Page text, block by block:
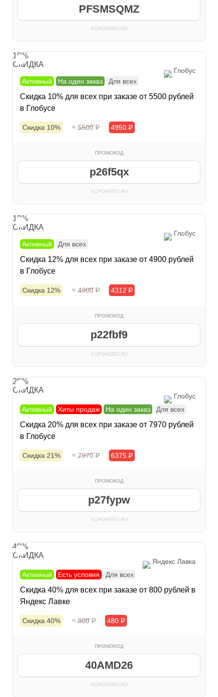
PFSMSQMZ
KUPONOED.RU
10%
СКИДКА
Глобус
Активный
На один заказ Для всех
Скидка 10% для всех при заказе от 5500 рублей
в Глобусе
Скидка 10% ≈ 5500Р 4950 Р
ПРОМОКОД
p26f5qx
KUPONOED.RU
12%
СКИДКА
Глобус
Активный
Для всех
Скидка 12% для всех при заказе от 4900 рублей
в Глобусе
Скидка 12% ≈ 4900Р 4312 Р
ПРОМОКОД
p22fbf9
KUPONOED.RU
20%
СКИДКА
Глобус
Активный
Хиты продаж На один заказ Для всех
Скидка 20% для всех при заказе от 7970 рублей
в Глобусе
Скидка 21% ≈ 7970Р 6375 Р
ПРОМОКОД
p27fypw
KUPONOED.RU
40%
СКИДКА
Яндекс Лавка
Активный
Есть условия Для всех
Скидка 40% для всех при заказе от 800 рублей в
Яндекс Лавке
Скидка 40% ≈ 800Р 480 Р
ПРОМОКОД
40AMD26
KUPONOED.RU